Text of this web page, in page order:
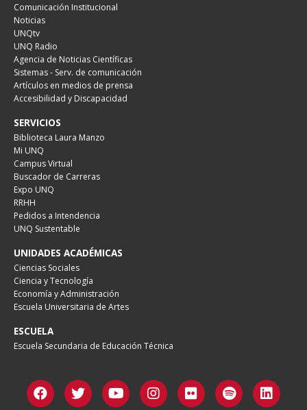
Comunicación Institucional
Noticias
UNQtv
UNQ Radio
Agencia de Noticias Científicas
Sistemas - Serv. de comunicación
Artículos en medios de prensa
Accesibilidad y Discapacidad
SERVICIOS
Biblioteca Laura Manzo
Mi UNQ
Campus Virtual
Buscador de Carreras
Expo UNQ
RRHH
Pedidos a Intendencia
UNQ Sustentable
UNIDADES ACADÉMICAS
Ciencias Sociales
Ciencia y Tecnología
Economía y Administración
Escuela Universitaria de Artes
ESCUELA
Escuela Secundaria de Educación Técnica